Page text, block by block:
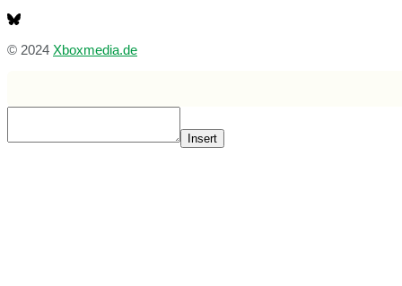
© 2024 Xboxmedia.de
Insert